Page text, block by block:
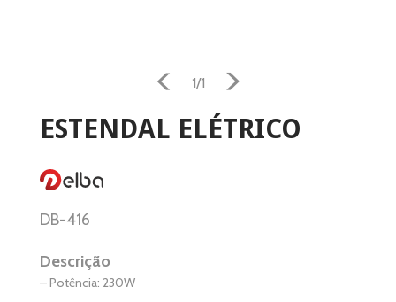
1/1
ESTENDAL ELÉTRICO
DB-416
Descrição
– Potência: 230W